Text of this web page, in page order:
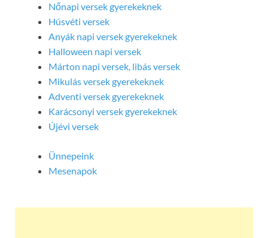
Nőnapi versek gyerekeknek
Húsvéti versek
Anyák napi versek gyerekeknek
Halloween napi versek
Márton napi versek, libás versek
Mikulás versek gyerekeknek
Adventi versek gyerekeknek
Karácsonyi versek gyerekeknek
Újévi versek
Ünnepeink
Mesenapok